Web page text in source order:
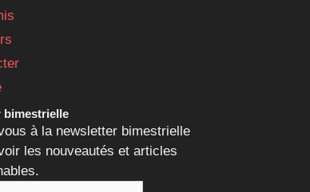
bimestrielle
à la newsletter bimestrielle
les nouveautés et articles